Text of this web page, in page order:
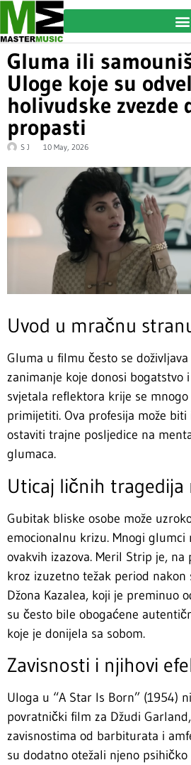
Gluma ili
Uloge koje su
holivudske zvezde
propasti
S J 10 May, 2026
Uvod u mračnu
Gluma u filmu često se
zanimanje koje donosi bogatstvo
svjetala reflektora krije se mnogo
primijetiti. Ova profesija može
ostaviti trajne posljedice na
glumaca.
Uticaj ličnih
Gubitak bliske osobe može
emocionalnu krizu. Mnogi glumci
ovakvih izazova. Meril Strip je,
kroz izuzetno težak period
Džona Kazalea, koji je preminuo
su često bile obogaćene
koje je donijela sa sobom.
Zavisnosti i njihovi
Uloga u “A Star Is Born” (1954)
povratnički film za Džudi
zavisnostima od barbiturata i
su dodatno otežali njeno